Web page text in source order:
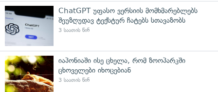
ChatGPT უფასო ვერსიის მომხმარებლებს
შეუზღუდავ ტექსტურ ჩატებს სთავაზობს
3 საათის წინ
იაპონიაში ისე ცხელა, რომ ზოოპარკში
ცხოველები იხოცებიან
3 საათის წინ